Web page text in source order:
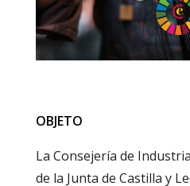
OBJETO
La Consejería de
de la Junta de Castilla y